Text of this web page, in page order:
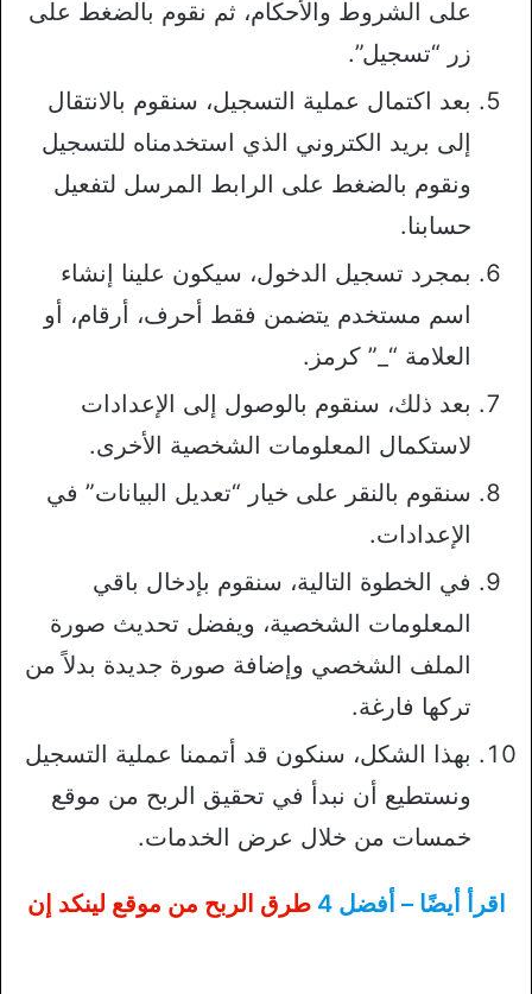
على الشروط والأحكام، ثم نقوم بالضغط على
زر “تسجيل”.
بعد اكتمال عملية التسجيل، سنقوم بالانتقال
إلى بريد الكتروني الذي استخدمناه للتسجيل
ونقوم بالضغط على الرابط المرسل لتفعيل
حسابنا.
بمجرد تسجيل الدخول، سيكون علينا إنشاء
اسم مستخدم يتضمن فقط أحرف، أرقام، أو
العلامة “_” كرمز.
بعد ذلك، سنقوم بالوصول إلى الإعدادات
لاستكمال المعلومات الشخصية الأخرى.
سنقوم بالنقر على خيار “تعديل البيانات” في
الإعدادات.
في الخطوة التالية، سنقوم بإدخال باقي
المعلومات الشخصية، ويفضل تحديث صورة
الملف الشخصي وإضافة صورة جديدة بدلاً من
تركها فارغة.
بهذا الشكل، سنكون قد أتممنا عملية التسجيل
ونستطيع أن نبدأ في تحقيق الربح من موقع
خمسات من خلال عرض الخدمات.
اقرأ أيضًا – أفضل 4 طرق الربح من موقع لينكد إن